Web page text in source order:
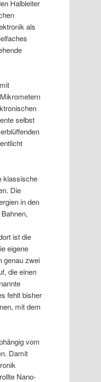
Halbleiter
als
selbst
klassische
Die
in den
ist die
eigene
genau zwei
die einen
fehlt bisher
mit dem
vom
Damit
Nano-